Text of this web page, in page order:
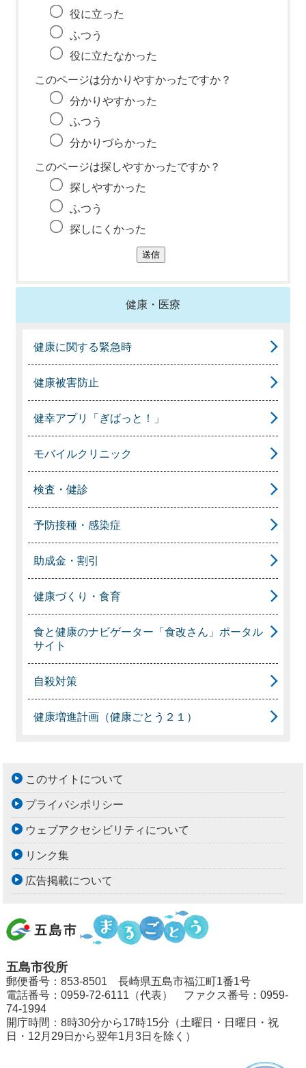
役に立った
ふつう
役に立たなかった
このページは分かりやすかったですか？
分かりやすかった
ふつう
分かりづらかった
このページは探しやすかったですか？
探しやすかった
ふつう
探しにくかった
健康・医療
健康に関する緊急時
健康被害防止
健幸アプリ「ぎばっと！」
モバイルクリニック
検査・健診
予防接種・感染症
助成金・割引
健康づくり・食育
食と健康のナビゲーター「食改さん」ポータル
サイト
自殺対策
健康増進計画（健康ごとう２１）
このサイトについて
プライバシポリシー
ウェブアクセシビリティについて
リンク集
広告掲載について
五島市役所
郵便番号：853-8501 長崎県五島市福江町1番1号
電話番号：0959-72-6111（代表） ファクス番号：0959-
74-1994
開庁時間：8時30分から17時15分（土曜日・日曜日・祝
日・12月29日から翌年1月3日を除く）